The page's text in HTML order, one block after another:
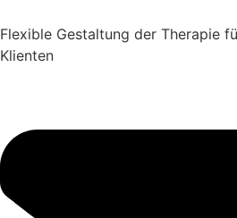
Flexible Gestaltung der Therapie
Klienten